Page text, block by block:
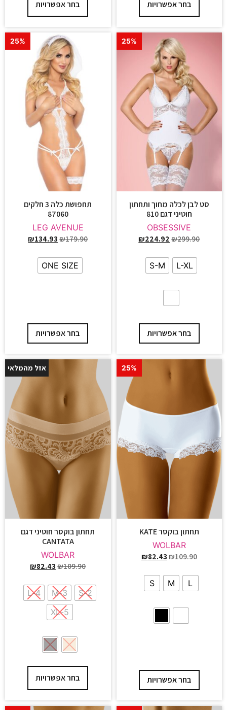
בחר אפשרויות בחר אפשרויות
25%
סט לבן לכלה מחוך ותחתון
חוטיני דגם 810
OBSESSIVE
₪299.90
₪224.92
L-XL
S-M
בחר אפשרויות
25%
תחפושת כלה 3 חלקים
87060
LEG AVENUE
₪179.90
₪134.93
ONE SIZE
בחר אפשרויות
25%
תחתון בוקסר KATE
WOLBAR
₪109.90
₪82.43
L
M
S
בחר אפשרויות
25%
תחתון בוקסר חוטיני דגם
CANTATA
WOLBAR
₪109.90
₪82.43
אזל מהמלאי
2-S
3-M
4-L
5-XL
בחר אפשרויות